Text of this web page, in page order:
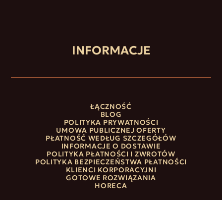
INFORMACJE
ŁĄCZNOŚĆ
BLOG
POLITYKA PRYWATNOŚCI
UMOWA PUBLICZNEJ OFERTY
PŁATNOŚĆ WEDŁUG SZCZEGÓŁÓW
INFORMACJE O DOSTAWIE
POLITYKA PŁATNOŚCI I ZWROTÓW
POLITYKA BEZPIECZEŃSTWA PŁATNOŚCI
KLIENCI KORPORACYJNI
GOTOWE ROZWIĄZANIA
HORECA